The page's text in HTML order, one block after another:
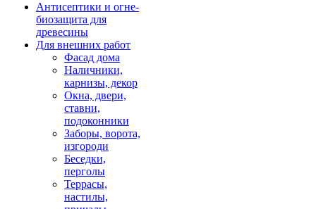
Антисептики и огне-
биозащита для
древесины
Для внешних работ
Фасад дома
Наличники,
карнизы, декор
Окна, двери,
ставни,
подоконники
Заборы, ворота,
изгороди
Беседки,
перголы
Террасы,
настилы,